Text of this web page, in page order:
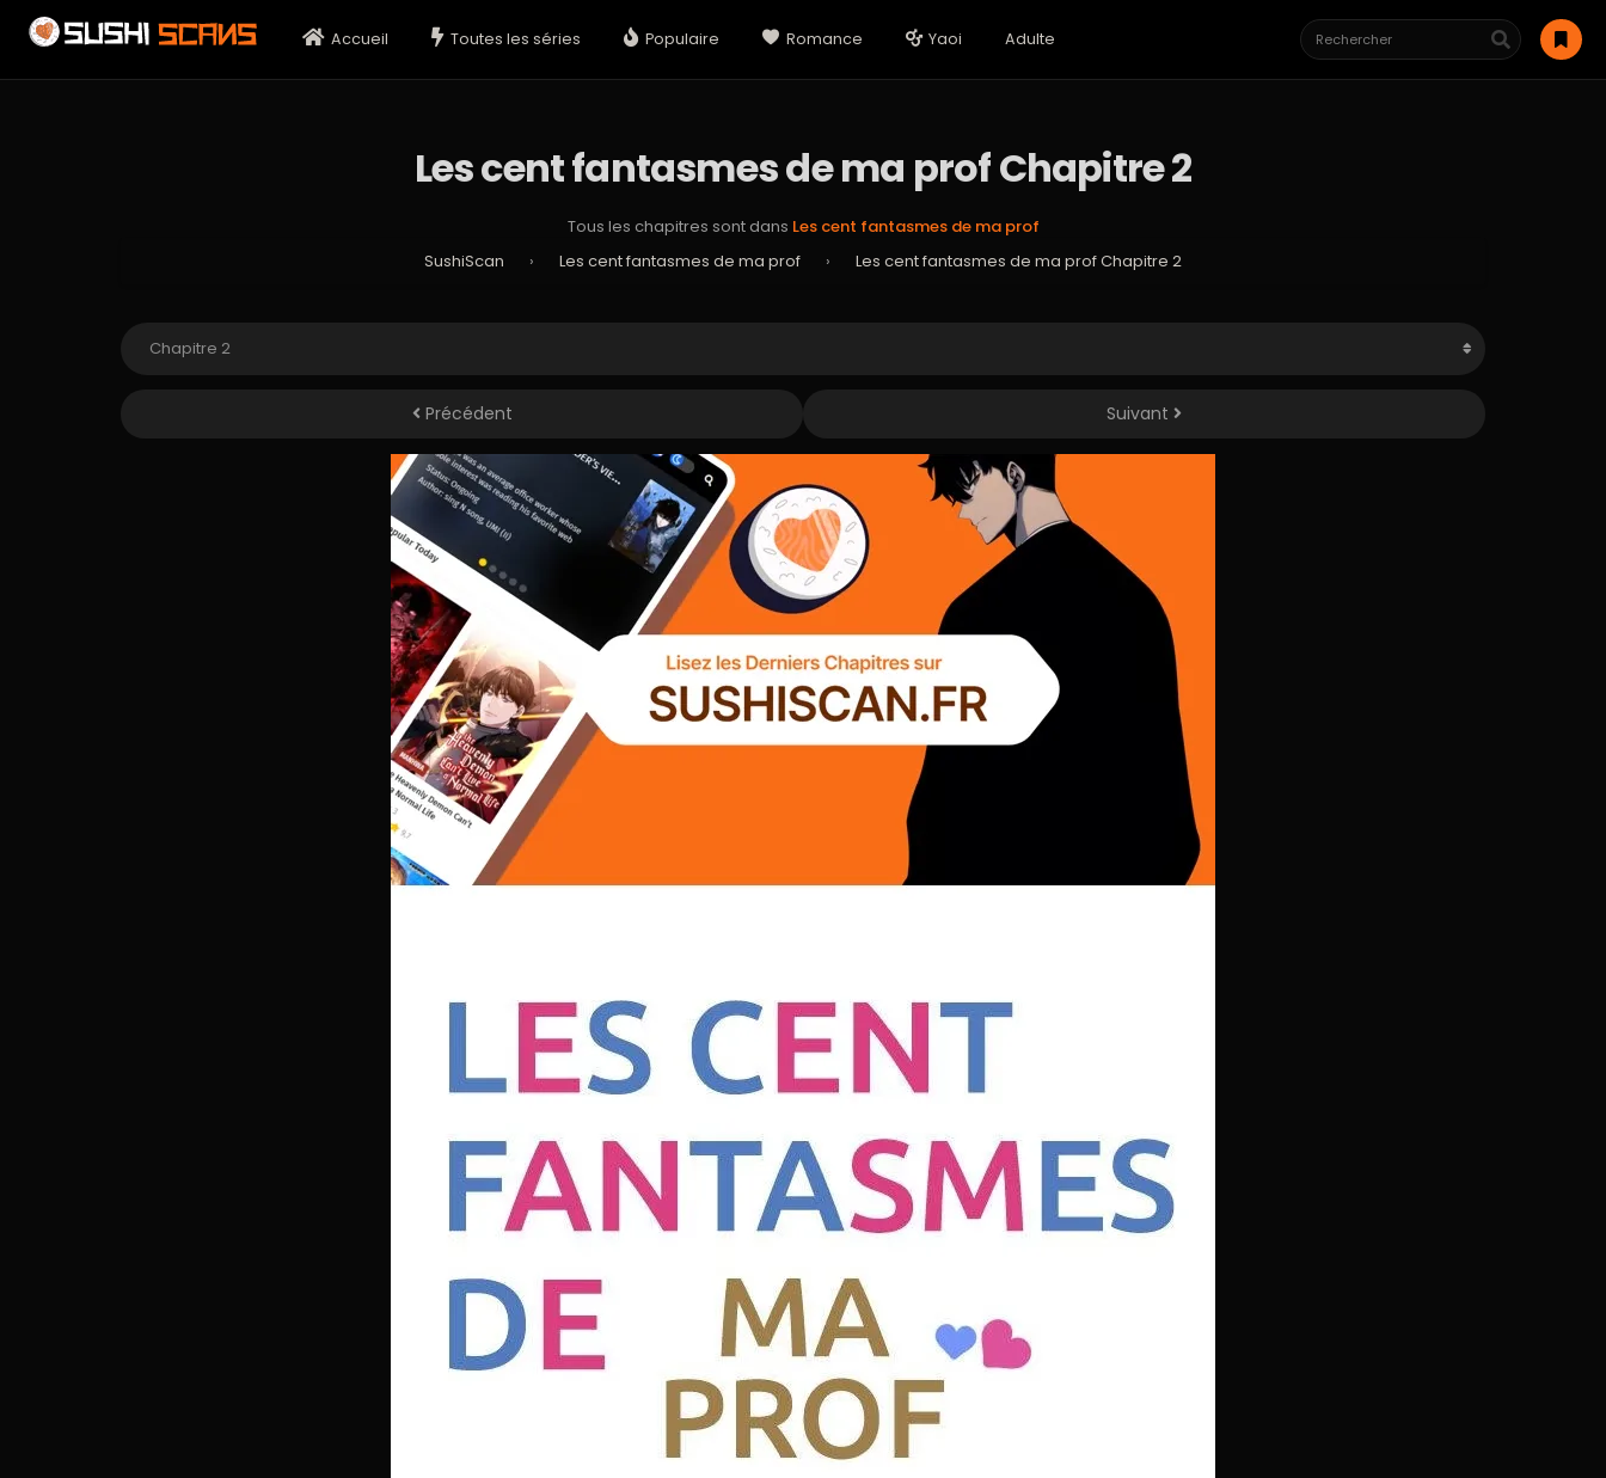
Accueil Toutes les séries Populaire Romance Yaoi Adulte
Les cent fantasmes de ma prof Chapitre 2
Tous les chapitres sont dans Les cent fantasmes de ma prof
SushiScan
› Les cent fantasmes de ma prof › Les cent fantasmes de ma prof Chapitre 2
Précédent Suivant